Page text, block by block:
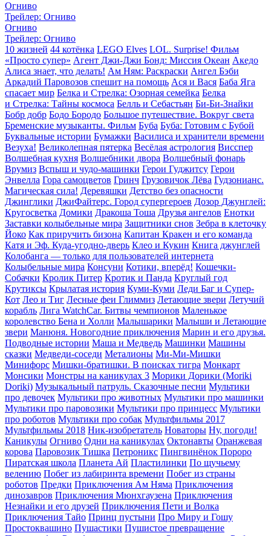
Огниво
Трейлер: Огниво
Огниво
Трейлер: Огниво
10 жизней 44 котёнка LEGO Elves LOL. Surprise! Фильм
«Просто супер» Агент Джи-Джи Бонд: Миссия Океан Акедо
Алиса знает, что делать! Ам Ням: Раскраски Ангел Бэби
Аркадий Паровозов спешит на помощь Ася и Вася Баба Яга
спасает мир Белка и Стрелка: Озорная семейка Белка
и Стрелка: Тайны космоса Белль и Себастьян Би-Би-Знайки
Бобр добр Бодо Бородо Большое путешествие. Вокруг света
Бременские музыканты. Фильм Буба Буба: Готовим с Бубой
Буквальные истории Бумажки Василиса и хранители времени
Везуха! Великолепная пятерка Весёлая астрология Висспер
Волшебная кухня Волшебники двора Волшебный фонарь
Врумиз Вспыш и чудо-машинки Герои Гуджитсу Герои
Энвелла Гора cамоцветов Гринч Грузовичок Лёва Гудзонианс.
Магическая сила! Деревяшки Детство без опасности
Джинглики ДжиФайтерс. Город супергероев Дозор Джунглей:
Кругосветка Домики Дракоша Тоша Друзья ангелов Енотки
Заставки колыбельные мира Защитники снов Зебра в клеточку
Йоко Как приручить бизона Капитан Кракен и его команда
Катя и Эф. Куда-угодно-дверь Клео и Кукин Книга джунглей
Колобанга — только для пользователей интернета
Колыбельные мира Консуни Котики, вперёд! Кошечки-
Собачки Кролик Питер Кротик и Панда Круглый год
Крутиксы Крылатая история Куми-Куми Леди Баг и Супер-
Кот Лео и Тиг Лесные феи Глиммиз Летающие звери Летучий
корабль Лига WatchCar. Битвы чемпионов Маленькое
королевство Бена и Холли Малышарики Малыши и Летающие
звери Манюня. Новогодние приключения Марин и его друзья.
Подводные истории Маша и Медведь Машинки Машины
сказки Медведи-соседи Металионы Ми-Ми-Мишки
Минифорс Мишки-братишки. В поисках тигра Монкарт
Монсики Монстры на каникулах 3 Морики Дорики (Moriki
Doriki) Музыкальный патруль. Сказочные песни Мультики
про девочек Мультики про животных Мультики про машинки
Мультики про паровозики Мультики про принцесс Мультики
про роботов Мультики про собак Мультфильмы 2017
Мультфильмы 2018 Ник-изобретатель Новаторы Ну, погоди!
Каникулы Огниво Одни на каникулах Октонавты Оранжевая
корова Паровозик Тишка Петроникс Пингвинёнок Пороро
Пиратская школа Планета Aй Пластилинки По щучьему
велению Побег из лабиринта времени Побег из страны
роботов Предки Приключения Ам Няма Приключения
динозавров Приключения Мюнхгаузена Приключения
Незнайки и его друзей Приключения Пети и Волка
Приключения Тайо Принц пустыни Про Миру и Гошу
Простоквашино Пушастики Пушистое превращение